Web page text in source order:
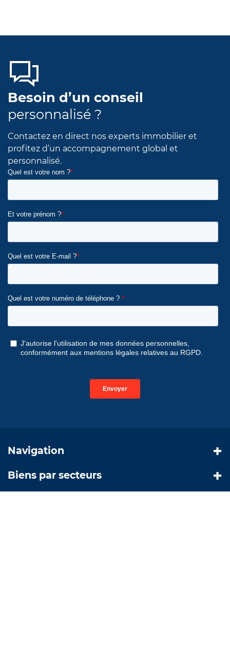
Besoin d’un conseil
personnalisé ?
Contactez en direct nos experts immobilier et
profitez d’un accompagnement global et
personnalisé.
Navigation
Biens par secteurs